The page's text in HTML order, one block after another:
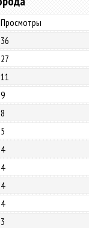
Просмотры
36
27
11
9
8
5
4
4
4
4
3